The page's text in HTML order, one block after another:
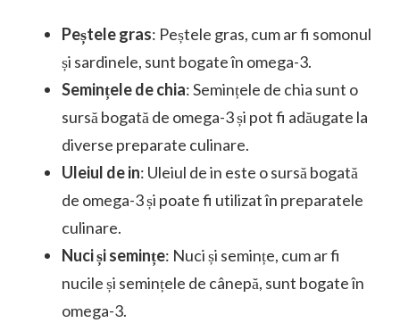
Peștele gras: Peștele gras, cum ar fi somonul
și sardinele, sunt bogate în omega-3.
Semințele de chia: Semințele de chia sunt o
sursă bogată de omega-3 și pot fi adăugate la
diverse preparate culinare.
Uleiul de in: Uleiul de in este o sursă bogată
de omega-3 și poate fi utilizat în preparatele
culinare.
Nuci și semințe: Nuci și semințe, cum ar fi
nucile și semințele de cânepă, sunt bogate în
omega-3.